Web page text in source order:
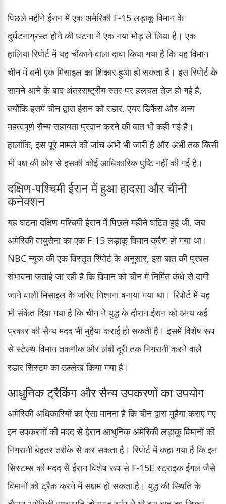
पिछले महीने ईरान में एक अमेरिकी F-15 लड़ाकू विमान के
दुर्घटनाग्रस्त होने की घटना ने एक नया मोड़ ले लिया है। एक
हालिया रिपोर्ट में यह चौंकाने वाला दावा किया गया है कि यह विमान
चीन में बनी एक मिसाइल का शिकार हुआ हो सकता है। इस रिपोर्ट के
सामने आने के बाद अंतरराष्ट्रीय स्तर पर हलचल तेज हो गई है,
क्योंकि इसमें चीन द्वारा ईरान को रडार, एयर डिफेंस और अन्य
महत्वपूर्ण सैन्य सहायता प्रदान करने की बात भी कही गई है।
हालांकि, इस पूरे मामले की जांच अभी भी जारी है और अभी तक किसी
भी पक्ष की ओर से इसकी कोई आधिकारिक पुष्टि नहीं की गई है।
दक्षिण-पश्चिमी ईरान में हुआ हादसा और चीनी
कनेक्शन
यह घटना दक्षिण-पश्चिमी ईरान में पिछले महीने घटित हुई थी, जब
अमेरिकी वायुसेना का एक F-15 लड़ाकू विमान क्रैश हो गया था।
NBC न्यूज की एक विस्तृत रिपोर्ट के अनुसार, इस बात की प्रबल
संभावना जताई जा रही है कि विमान को चीन में निर्मित कंधे से दागी
जाने वाली मिसाइल के जरिए निशाना बनाया गया था। रिपोर्ट में यह
भी संकेत दिया गया है कि चीन ने युद्ध के दौरान ईरान को अन्य कई
प्रकार की सैन्य मदद भी मुहैया कराई हो सकती है। इसमें विशेष रूप
से स्टेल्थ विमान तकनीक और लंबी दूरी तक निगरानी करने वाले
रडार सिस्टम का उल्लेख किया गया है।
आधुनिक ट्रैकिंग और सैन्य उपकरणों का उपयोग
अमेरिकी अधिकारियों का ऐसा मानना है कि चीन द्वारा मुहैया कराए गए
इन उपकरणों की मदद से ईरान आधुनिक अमेरिकी लड़ाकू विमानों की
निगरानी बेहतर तरीके से कर सकता है। रिपोर्ट में कहा गया है कि इन
सिस्टम्स की मदद से ईरान विशेष रूप से F-15E स्ट्राइक ईगल जैसे
विमानों को ट्रैक करने में सक्षम हो सकता है। युद्ध की स्थिति के